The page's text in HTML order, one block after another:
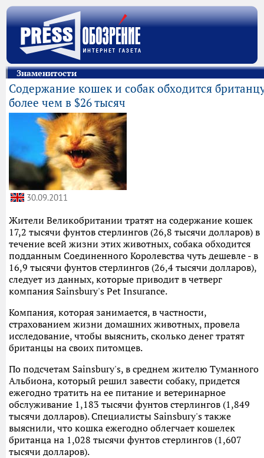
Знаменитости
Содержание кошек и собак обходится
более чем в $26 тысяч
30.09.2011
Жители Великобритании тратят на содержание кошек
17,2 тысячи фунтов стерлингов (26,8 тысячи долларов) в
течение всей жизни этих животных, собака обходится
подданным Соединенного Королевства чуть дешевле - в
16,9 тысячи фунтов стерлингов (26,4 тысячи долларов),
следует из данных, которые приводит в четверг
компания Sainsbury's Pet Insurance.
Компания, которая занимается, в частности,
страхованием жизни домашних животных, провела
исследование, чтобы выяснить, сколько денег тратят
британцы на своих питомцев.
По подсчетам Sainsbury's, в среднем жителю Туманного
Альбиона, который решил завести собаку, придется
ежегодно тратить на ее питание и ветеринарное
обслуживание 1,183 тысячи фунтов стерлингов (1,849
тысячи долларов). Специалисты Sainsbury's также
выяснили, что кошка ежегодно облегчает кошелек
британца на 1,028 тысячи фунтов стерлингов (1,607
тысячи долларов).